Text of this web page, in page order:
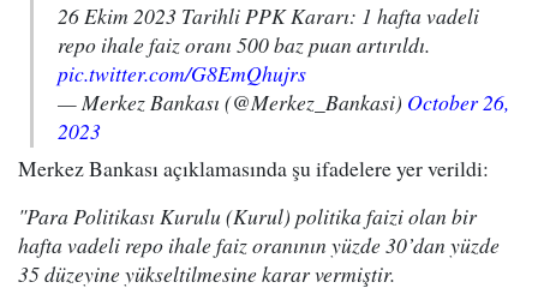
26 Ekim 2023 Tarihli PPK Kararı: 1 hafta vadeli
repo ihale faiz oranı 500 baz puan artırıldı.
pic.twitter.com/G8EmQhujrs
— Merkez Bankası (@Merkez_Bankasi) October 26,
2023
Merkez Bankası açıklamasında şu ifadelere yer verildi:
"Para Politikası Kurulu (Kurul) politika faizi olan bir
hafta vadeli repo ihale faiz oranının yüzde 30’dan yüzde
35 düzeyine yükseltilmesine karar vermiştir.